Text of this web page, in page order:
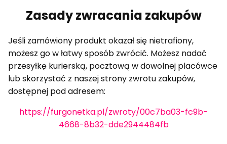
Zasady zwracania zakupów
Jeśli zamówiony produkt okazał się nietrafiony,
możesz go w łatwy sposób zwrócić. Możesz nadać
przesyłkę kurierską, pocztową w dowolnej placówce
lub skorzystać z naszej strony zwrotu zakupów,
dostępnej pod adresem:
https://furgonetka.pl/zwroty/00c7ba03-fc9b-
4668-8b32-dde2944484fb